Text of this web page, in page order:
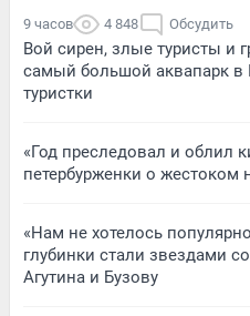
9 часов 4 848 Обсудить
Вой сирен, злые туристы и
самый большой аквапарк
туристки
«Год преследовал и облил
петербурженки о жестоком
«Нам не хотелось
глубинки стали звездами
Агутина и Бузову